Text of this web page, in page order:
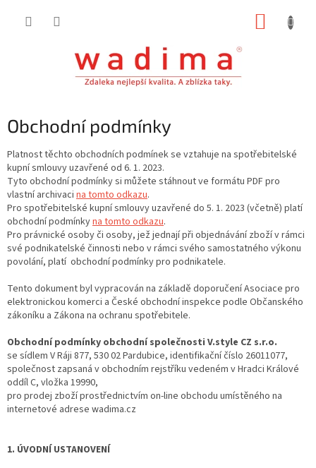
Obchodní podmínky
Platnost těchto obchodních podmínek se vztahuje na spotřebitelské
kupní smlouvy uzavřené od 6. 1. 2023.
Tyto obchodní podmínky si můžete stáhnout ve formátu PDF pro
vlastní archivaci na tomto odkazu.
Pro spotřebitelské kupní smlouvy uzavřené do 5. 1. 2023 (včetně) platí
obchodní podmínkyna tomto odkazu.
Pro právnické osoby či osoby, jež jednají při objednávání zboží v rámci
své podnikatelské činnosti nebo v rámci svého samostatného výkonu
povolání, platí obchodní podmínky pro podnikatele.
Tento dokument byl vypracován na základě doporučení Asociace pro
elektronickou komerci a České obchodní inspekce podle Občanského
zákoníku a Zákona na ochranu spotřebitele.
Obchodní podmínky obchodní společnosti V.style CZ s.r.o.
se sídlem V Ráji 877, 530 02 Pardubice, identifikační číslo 26011077,
společnost zapsaná v obchodním rejstříku vedeném v Hradci Králové
oddíl C, vložka 19990,
pro prodej zboží prostřednictvím on-line obchodu umístěného na
internetové adrese wadima.cz
1. ÚVODNÍ USTANOVENÍ